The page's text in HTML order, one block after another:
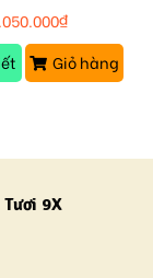
₫
Giỏ hàng
9X